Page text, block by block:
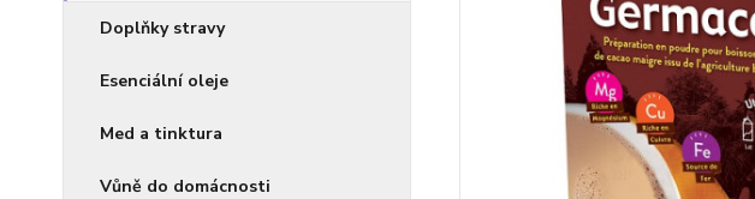
Doplňky stravy
Esenciální oleje
Med a tinktura
Vůně do domácnosti